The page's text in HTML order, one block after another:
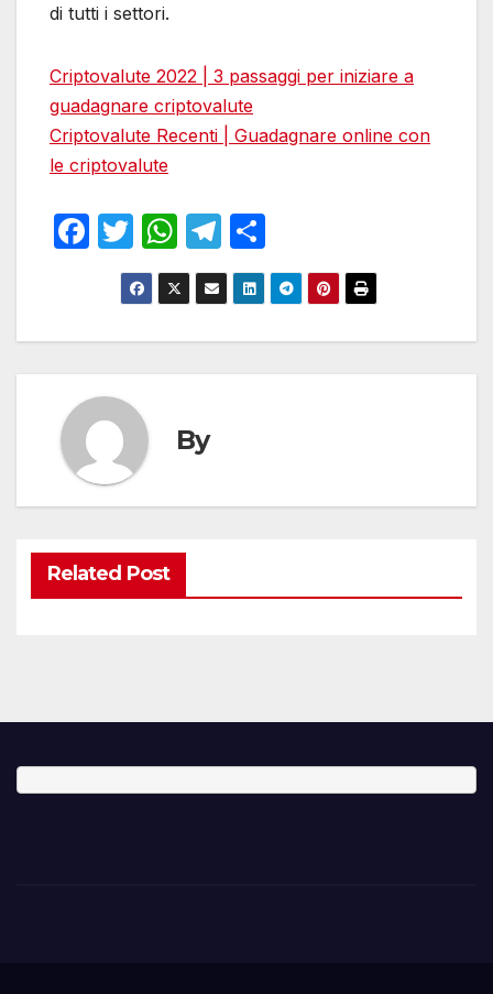
di tutti i settori.
Criptovalute 2022 | 3 passaggi per iniziare a
guadagnare criptovalute
Criptovalute Recenti | Guadagnare online con
le criptovalute
F
e
o
o
k
T
w
itt
er
W
h
at
s
p
T
el
e
gr
h
ar
e
By
Related Post